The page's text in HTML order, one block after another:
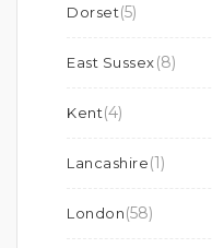
Dorset(5)
East Sussex(8)
Kent(4)
Lancashire(1)
London(58)